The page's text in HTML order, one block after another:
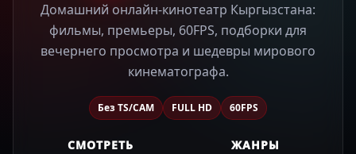
Домашний онлайн-кинотеатр Кыргызстана:
фильмы, премьеры, 60FPS, подборки для
вечернего просмотра и шедевры мирового
кинематографа.
Без TS/CAM FULL HD 60FPS
СМОТРЕТЬ ЖАНРЫ